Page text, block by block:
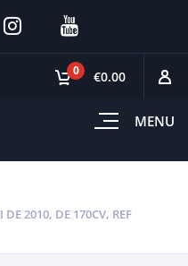
MENU
0 €0.00
2010, DE 170CV, REF